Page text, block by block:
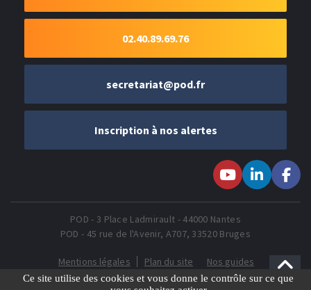
Ce site utilise des cookies et vous donne le contrôle sur ce que
02.40.89.69.76
secretariat@pod.fr
Inscription à nos alertes
Youtubesur LinkedIn
nous sur
POD - 3 Place Ladmirault - 44000 Nantes
POD - 45 rue de l'Avenir, A707, 33520 Bruges
Mentions légales Plan du site
Nos guides
Gestion des Cookies